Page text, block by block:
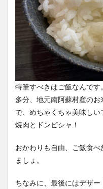
特筆すべきはご飯なんです
多分、地元南阿蘇村産の
で、めちゃくちゃ美味しい
焼肉とドンピシャ！
おかわりも自由、ご飯食
ましょ。
ちなみに、最後にはデザー